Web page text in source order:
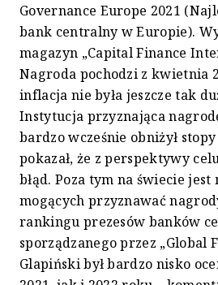
Governance Europe 2021
bank centralny w Europie).
magazyn „Capital Finance
Nagroda pochodzi z kwietnia
inflacja nie była jeszcze tak
Instytucja przyznająca
bardzo wcześnie obniżył
pokazał, że z perspektywy
błąd. Poza tym na świecie
mogących przyznawać
rankingu prezesów banków
sporządzanego przez „Global
Glapiński był bardzo nisko